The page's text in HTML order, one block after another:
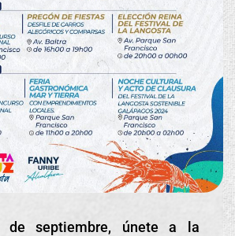
septiembre, únete a la